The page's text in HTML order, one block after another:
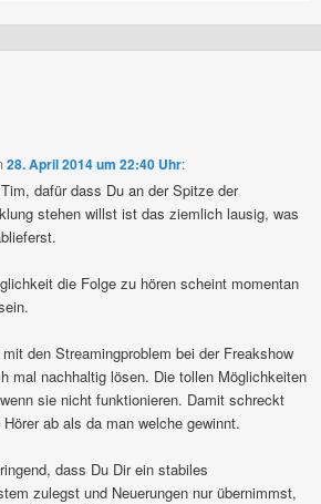
28. April 2014 um 22:40 Uhr:
dafür dass Du an der Spitze der
stehen willst ist das ziemlich lausig, was
die Folge zu hören scheint momentan
den Streamingproblem bei der Freakshow
mal nachhaltig lösen. Die tollen Möglichkeiten
sie nicht funktionieren. Damit schreckt
ab als da man welche gewinnt.
dass Du Dir ein stabiles
zulegst und Neuerungen nur übernimmst,